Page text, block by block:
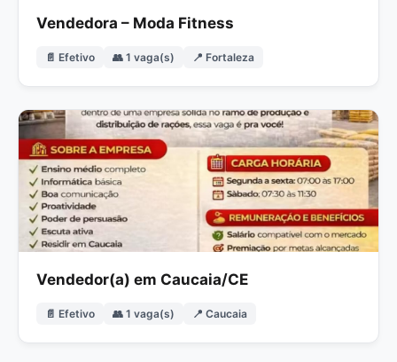
Vendedora – Moda Fitness
📄 Efetivo 👥 1 vaga(s) 📍 Fortaleza
Vendedor(a) em Caucaia/CE
📄 Efetivo 👥 1 vaga(s) 📍 Caucaia